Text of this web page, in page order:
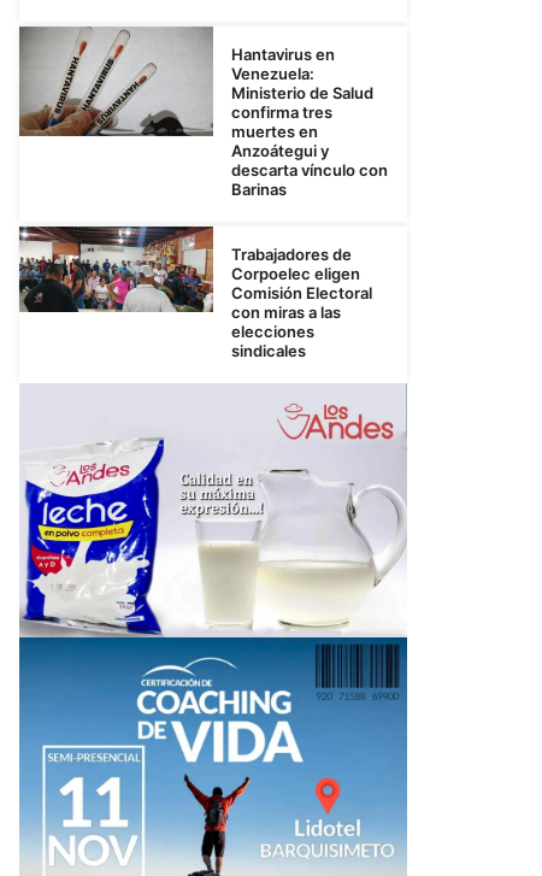
Hantavirus en
Venezuela:
Ministerio de Salud
confirma tres
muertes en
Anzoátegui y
descarta vínculo con
Barinas
Trabajadores de
Corpoelec eligen
Comisión Electoral
con miras a las
elecciones
sindicales